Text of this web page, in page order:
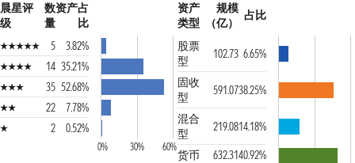
晨星评
级
数
量
资产占
比
5
3.82%
14 35.21%
35 52.68%
22
7.78%
2
0.52%
0% 30% 60%
资产
类型
规模
（亿）
占比
股票
型
102.73 6.65%
固收
型
591.0738.25%
混合
型
219.0814.18%
货币
632.3140.92%